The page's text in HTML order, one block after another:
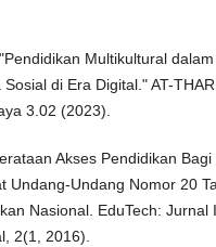
Multikultural
di Era Digital." AT-
3.02 (2023).
Akses Pendidikan
Undang-Undang Nomor 20
Nasional. EduTech: Jurnal
2(1, 2016).